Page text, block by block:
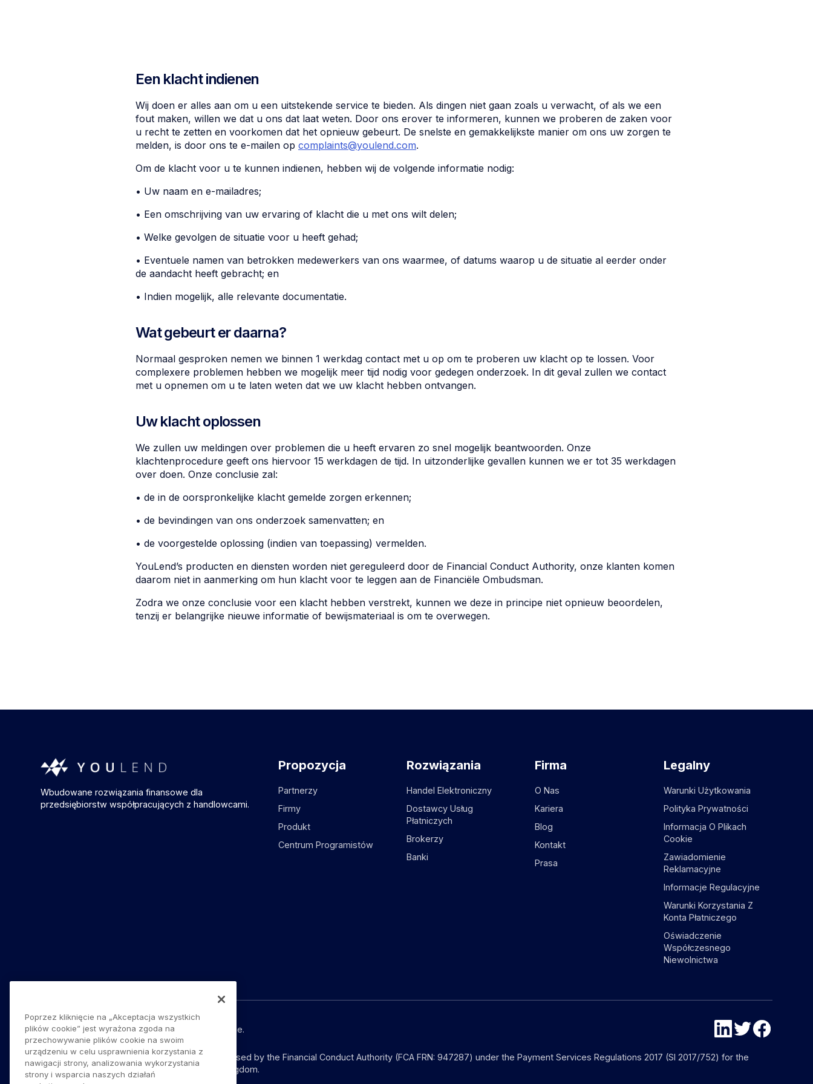
Een klacht indienen
Wij doen er alles aan om u een uitstekende service te bieden. Als dingen niet gaan zoals u verwacht, of als we een
fout maken, willen we dat u ons dat laat weten. Door ons erover te informeren, kunnen we proberen de zaken voor
u recht te zetten en voorkomen dat het opnieuw gebeurt. De snelste en gemakkelijkste manier om ons uw zorgen te
melden, is door ons te e-mailen op complaints@youlend.com.
Om de klacht voor u te kunnen indienen, hebben wij de volgende informatie nodig:
• Uw naam en e-mailadres;
• Een omschrijving van uw ervaring of klacht die u met ons wilt delen;
• Welke gevolgen de situatie voor u heeft gehad;
• Eventuele namen van betrokken medewerkers van ons waarmee, of datums waarop u de situatie al eerder onder
de aandacht heeft gebracht; en
• Indien mogelijk, alle relevante documentatie.
Wat gebeurt er daarna?
Normaal gesproken nemen we binnen 1 werkdag contact met u op om te proberen uw klacht op te lossen. Voor
complexere problemen hebben we mogelijk meer tijd nodig voor gedegen onderzoek. In dit geval zullen we contact
met u opnemen om u te laten weten dat we uw klacht hebben ontvangen.
Uw klacht oplossen
We zullen uw meldingen over problemen die u heeft ervaren zo snel mogelijk beantwoorden. Onze
klachtenprocedure geeft ons hiervoor 15 werkdagen de tijd. In uitzonderlijke gevallen kunnen we er tot 35 werkdagen
over doen. Onze conclusie zal:
• de in de oorspronkelijke klacht gemelde zorgen erkennen;
• de bevindingen van ons onderzoek samenvatten; en
• de voorgestelde oplossing (indien van toepassing) vermelden.
YouLend’s producten en diensten worden niet gereguleerd door de Financial Conduct Authority, onze klanten komen
daarom niet in aanmerking om hun klacht voor te leggen aan de Financiële Ombudsman.
Zodra we onze conclusie voor een klacht hebben verstrekt, kunnen we deze in principe niet opnieuw beoordelen,
tenzij er belangrijke nieuwe informatie of bewijsmateriaal is om te overwegen.
Wbudowane rozwiązania finansowe dla
przedsiębiorstw współpracujących z handlowcami.
Propozycja
Partnerzy
Firmy
Produkt
Centrum Programistów
Rozwiązania
Handel Elektroniczny
Dostawcy Usług
Płatniczych
Brokerzy
Banki
Firma
O Nas
Kariera
Blog
Kontakt
Prasa
Legalny
Warunki Użytkowania
Polityka Prywatności
Informacja O Plikach
Cookie
Zawiadomienie
Reklamacyjne
Informacje Regulacyjne
Warunki Korzystania Z
Konta Płatniczego
Oświadczenie
Współczesnego
Niewolnictwa
© YouLend Limited. Wszelkie prawa zastrzeżone.
YouLend Limited is a Payment Institution authorised by the Financial Conduct Authority (FCA FRN: 947287) under the Payment Services Regulations 2017 (SI 2017/752) for the
provision of payment services in the United Kingdom.
Poprzez kliknięcie na „Akceptacja wszystkich
plików cookie” jest wyrażona zgoda na
przechowywanie plików cookie na swoim
urządzeniu w celu usprawnienia korzystania z
nawigacji strony, analizowania wykorzystania
strony i wsparcia naszych działań